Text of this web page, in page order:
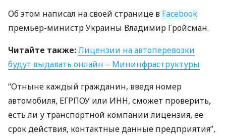
Об этом написал на своей странице в Facebook
премьер-министр Украины Владимир Гройсман.
Читайте также:Лицензии на автоперевозки
будут выдавать онлайн – Мининфраструктуры
“Отныне каждый гражданин, введя номер
автомобиля, ЕГРПОУ или ИНН, сможет проверить,
есть ли у транспортной компании лицензия, ее
срок действия, контактные данные предприятия”,